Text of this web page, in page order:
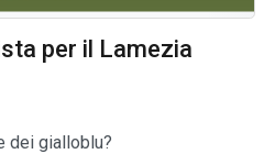
per il Lamezia
dei gialloblu?